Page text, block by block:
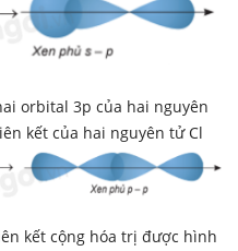
orbital 3p của hai nguyên
kết của hai nguyên tử Cl
kết cộng hóa trị được hình